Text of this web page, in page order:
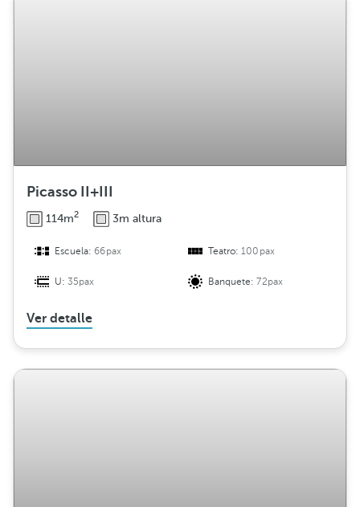
Picasso II+III
114m2 3m altura
Escuela:66pax Teatro:100pax
U:35pax Banquete:72pax
Ver detalle